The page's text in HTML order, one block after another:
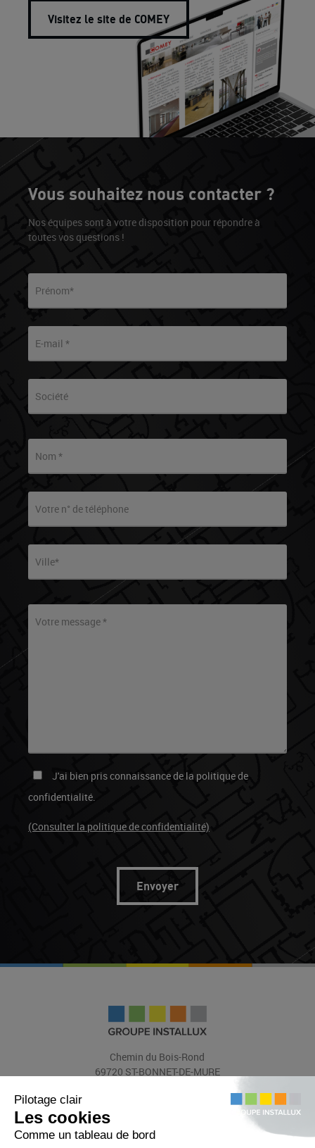
Visitez le site de COMEY
Vous souhaitez nous contacter ?
Nos équipes sont à votre disposition pour répondre à
toutes vos questions !
Prénom*
E-mail *
Société
Nom *
Votre n° de téléphone
Ville*
Votre message *
Veuillez laisser ce champ vide.
J'ai bien pris connaissance de la politique de
confidentialité.
(Consulter la politique de confidentialité)
Chemin du Bois-Rond
69720 ST-BONNET-DE-MURE
Fax : +33 (0)4 72 48 31 47